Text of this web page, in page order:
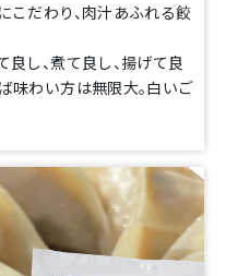
こだわり、肉汁あふれる餃
し、煮て良し、揚げて良
味わい方は無限大。白いご